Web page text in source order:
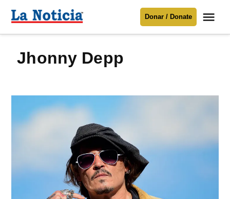
Para mantenerte informado necesitamos
contenido
Noticia
Donar / Donate
Jhonny Depp